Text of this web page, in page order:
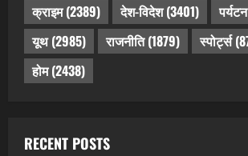
क्राइम(2389) देश-विदेश(3401) पर्यटन
यूथ(2985) राजनीति(1879) स्पोर्ट्स
होम(2438)
RECENT POSTS